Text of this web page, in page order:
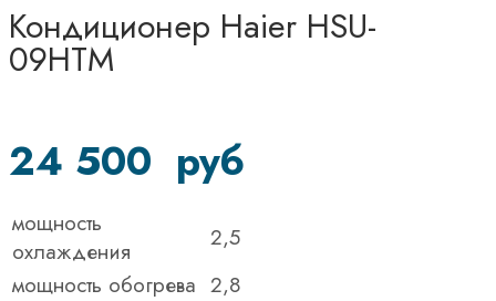
Кондиционер Haier HSU-
09HTM
24 500 руб
мощность
охлаждения
2,5
мощность обогрева 2,8